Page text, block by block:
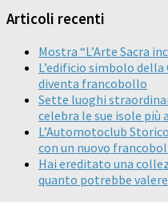
Articoli recenti
Mostra “L’Arte Sacra
L’edificio simbolo della
diventa francobollo
Sette luoghi
celebra le sue isole più
L’Automotoclub
con un nuovo
Hai ereditato una
quanto potrebbe valere